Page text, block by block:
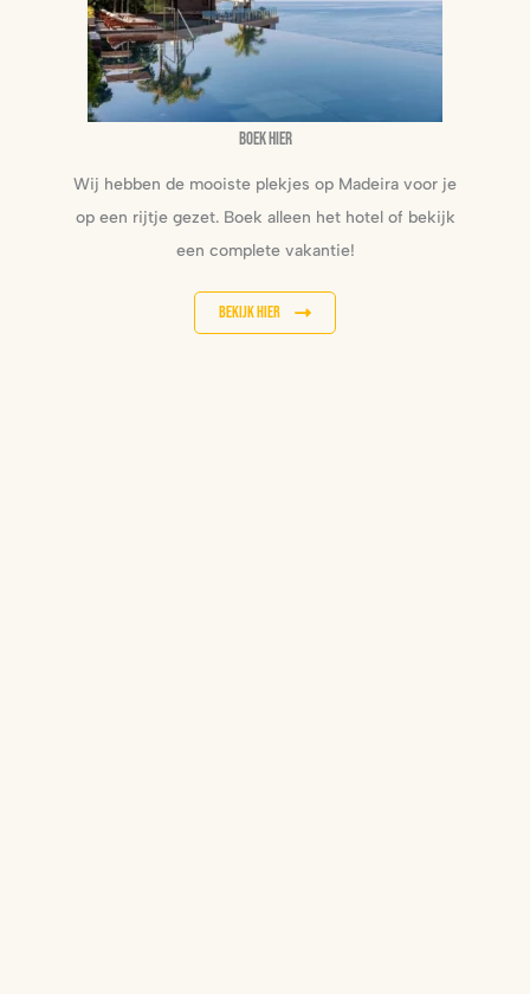
Boek hier
Wij hebben de mooiste plekjes op Madeira voor je
op een rijtje gezet. Boek alleen het hotel of bekijk
een complete vakantie!
Bekijk hier